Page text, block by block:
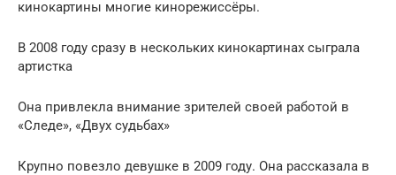
кинокартины многие кинорежиссёры.
В 2008 году сразу в нескольких кинокартинах сыграла
артистка
Она привлекла внимание зрителей своей работой в
«Следе», «Двух судьбах»
Крупно повезло девушке в 2009 году. Она рассказала в